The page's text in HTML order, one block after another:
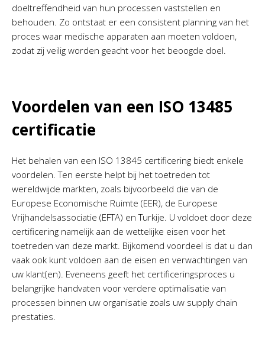
doeltreffendheid van hun processen vaststellen en
behouden. Zo ontstaat er een consistent planning van het
proces waar medische apparaten aan moeten voldoen,
zodat zij veilig worden geacht voor het beoogde doel.
Voordelen van een ISO 13485
certificatie
Het behalen van een ISO 13845 certificering biedt enkele
voordelen. Ten eerste helpt bij het toetreden tot
wereldwijde markten, zoals bijvoorbeeld die van de
Europese Economische Ruimte (EER), de Europese
Vrijhandelsassociatie (EFTA) en Turkije. U voldoet door deze
certificering namelijk aan de wettelijke eisen voor het
toetreden van deze markt. Bijkomend voordeel is dat u dan
vaak ook kunt voldoen aan de eisen en verwachtingen van
uw klant(en). Eveneens geeft het certificeringsproces u
belangrijke handvaten voor verdere optimalisatie van
processen binnen uw organisatie zoals uw supply chain
prestaties.